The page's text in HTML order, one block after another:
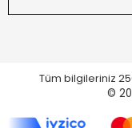
Tüm bilgileriniz
©